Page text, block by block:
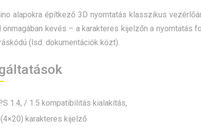
alapokra építkező 3D nyomtatás klasszikus
önmagában kevés – a karakteres kijelzőn a nyomtatás
(lsd. dokumentációk közt).
1.4, / 1.5 kompatibilitás kialakítás,
karakteres kijelző